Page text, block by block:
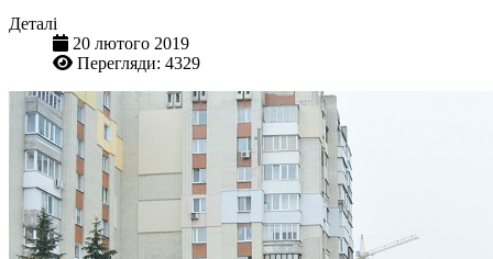
Деталі
20 лютого 2019
Перегляди: 4329